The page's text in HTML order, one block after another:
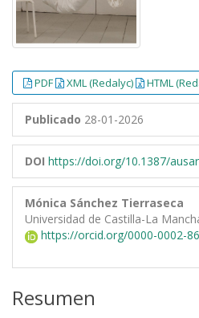
PDF XML (Redalyc) HTML
Publicado 28-01-2026
DOI https://doi.org/10.1387/
Mónica Sánchez Tierraseca
Universidad de Castilla-La
https://orcid.org/0000-0002-
Resumen